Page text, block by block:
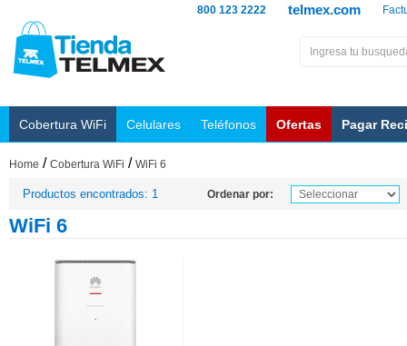
telmex.com
800 123 2222
Cobertura WiFi Celulares Teléfonos Ofertas Pagar
Home / Cobertura WiFi / WiFi 6
Productos encontrados: 1 Ordenar por:
WiFi 6